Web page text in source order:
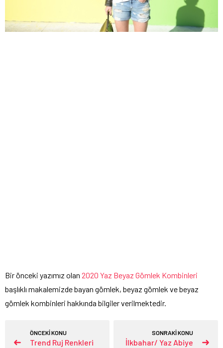
Bir önceki yazımız olan 2020 Yaz Beyaz Gömlek Kombinleri
başlıklı makalemizde bayan gömlek, beyaz gömlek ve beyaz
gömlek kombinleri hakkında bilgiler verilmektedir.
ÖNCEKİ KONU
Trend Ruj Renkleri
SONRAKİ KONU
İlkbahar/ Yaz Abiye